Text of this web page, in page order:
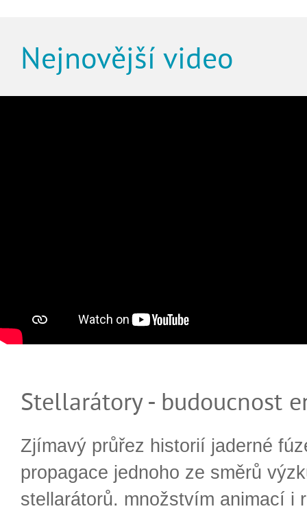
Nejnovější video
Stellarátory - budoucnost
Zjímavý průřez historií jaderné
propagace jednoho ze směrů
stellarátorů. množstvím animací i